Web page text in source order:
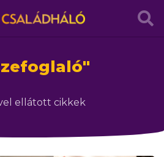
"
ellátott cikkek